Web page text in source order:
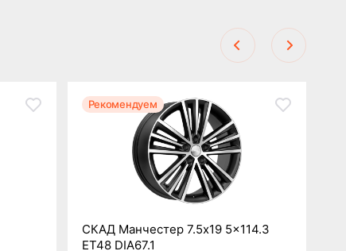
Рекомендуем
СКАД Манчестер 7.5x19 5x114.3
ET48 DIA67.1